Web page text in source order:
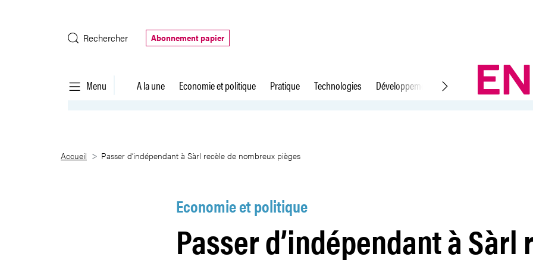
Rechercher
Abonnement papier
Menu A la une Economie et politique Pratique Technologies Développement durable Droit du travail
Passer d’indépendant à Sàrl recèle de nombreux pièges
Accueil Passer d’indépendant à Sàrl recèle de nombreux pièges
Economie et politique
Passer d’indépendant à Sàrl